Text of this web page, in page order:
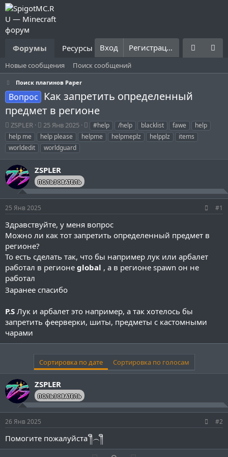
Форумы Ресурсы Что нового? Правила
Вход Регистрация
Новые сообщения Поиск сообщений
Поиск плагинов Paper
Вопрос
Как запретить определенный
предмет в регионе
А
в
т
о
р
т
е
м
ы
ZSPLER
Д
а
т
а
н
а
ч
а
л
25 Янв 2025
Т
е
г
#help /help blacklist fawe
help
help me
help please helpme helpmeplz helpplz
items
worldedit
worldguard
ZSPLER
ПОЛЬЗОВАТЕЛЬ
25 Янв 2025 #1
Здравствуйте, у меня вопрос
Можно ли как тот запретить определенный предмет в
регионе?
То есть сделать так, что бы например лук или арбалет
работал в регионе global , а в регионе spawn он не
работал
Заранее спасибо
P.S Лук и арбалет это например, а так хотелось бы
запретить феерверки, шиты, предметы с кастомными
чарами
Сортировка по дате Сортировка по голосам
ZSPLER
ПОЛЬЗОВАТЕЛЬ
26 Янв 2025 #2
Помогите пожалуйста ༎ຶ︵⁠⁠༎ຶ